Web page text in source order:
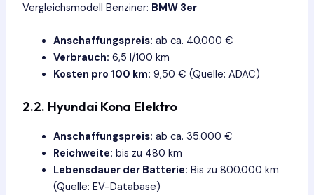
Vergleichsmodell Benziner: BMW 3er
Anschaffungspreis: ab ca. 40.000 €
Verbrauch: 6,5 l/100 km
Kosten pro 100 km: 9,50 € (Quelle: ADAC)
2.2. Hyundai Kona Elektro
Anschaffungspreis: ab ca. 35.000 €
Reichweite: bis zu 480 km
Lebensdauer der Batterie: Bis zu 800.000 km
(Quelle: EV-Database)